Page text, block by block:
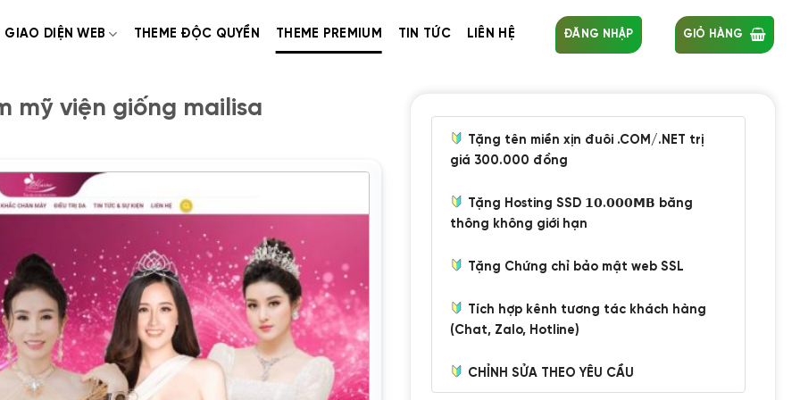
GIAO DIỆN WEB THEME ĐỘC QUYỀN THEME PREMIUM TIN TỨC LIÊN HỆ ĐĂNG NHẬP GIỎ HÀNG
mỹ viện giống mailisa
Tặng tên miền xịn đuôi .COM/.NET trị
giá 300.000 đồng
Tặng Hosting SSD 𝟭𝟬.𝟬𝟬𝟬𝗠𝗕 băng
thông không giới hạn
Tặng Chứng chỉ bảo mật web SSL
Tích hợp kênh tương tác khách hàng
(Chat, Zalo, Hotline)
CHỈNH SỬA THEO YÊU CẦU